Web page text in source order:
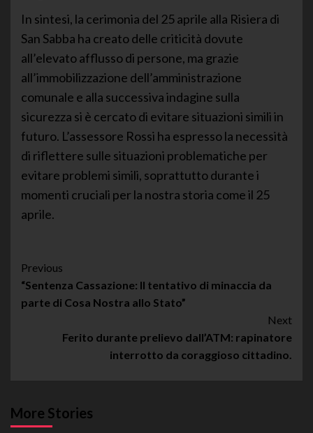
In sintesi, la cerimonia del 25 aprile alla Risiera di
San Sabba ha creato delle criticità dovute
all’elevato afflusso di persone, ma grazie
all’immobilizzazione dell’amministrazione
comunale e alla successiva indagine sulla
sicurezza si è cercato di evitare situazioni simili in
futuro. L’assessore Rossi ha espresso la necessità
di riflettere sulle situazioni problematiche per
evitare problemi simili, soprattutto durante i
momenti cruciali per la nostra storia come il 25
aprile.
Post
Navigation
Previous
“Sentenza Cassazione: Il tentativo di minaccia da
parte di Cosa Nostra allo Stato”
Next
Ferito durante prelievo dall’ATM: rapinatore
interrotto da coraggioso cittadino.
More Stories